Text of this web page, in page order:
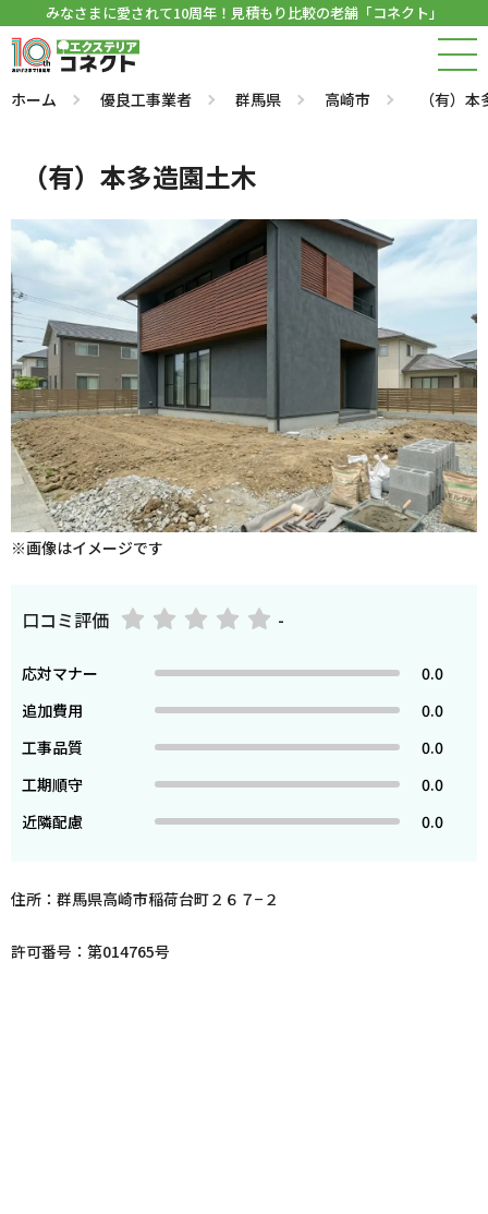
みなさまに愛されて10周年！見積もり比較の老舗「コネクト」
ホーム 優良工事業者 群馬県 高崎市 （有）
（有）本多造園土木
※画像はイメージです
口コミ評価 -
応対マナー
0.0
追加費用
0.0
工事品質
0.0
工期順守
0.0
近隣配慮
0.0
住所：群馬県高崎市稲荷台町２６７−２
許可番号：第014765号